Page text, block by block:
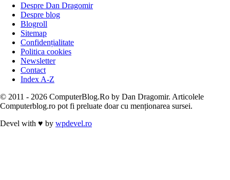
Despre Dan Dragomir
Despre blog
Blogroll
Sitemap
Confidențialitate
Politica cookies
Newsletter
Contact
Index A-Z
© 2011 - 2026 ComputerBlog.Ro by Dan Dragomir. Articolele
Computerblog.ro pot fi preluate doar cu menționarea sursei.
Devel with ♥ by wpdevel.ro